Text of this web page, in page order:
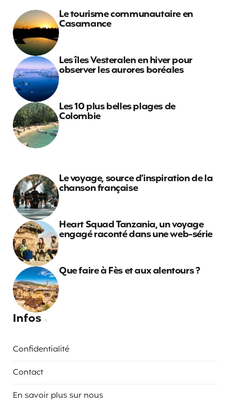
Le tourisme communautaire en
Casamance
Les îles Vesteralen en hiver pour
observer les aurores boréales
Les 10 plus belles plages de
Colombie
Le voyage, source d’inspiration de la
chanson française
Heart Squad Tanzania, un voyage
engagé raconté dans une web-série
Que faire à Fès et aux alentours ?
Infos
Confidentialité
Contact
En savoir plus sur nous